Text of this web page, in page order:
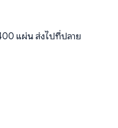
แผ่น ส่งไปที่ปลาย